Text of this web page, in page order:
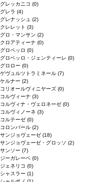
グレッカニコ (0)
グレラ (4)
グレナッシュ (2)
クレレット (3)
グロ・マンサン (2)
クロアティーナ (0)
グロペッロ (0)
グロペッロ・ジェンティーレ (0)
グロロー (0)
ゲヴュルツトラミネール (7)
ケルナー (2)
コリオールヴィニヤーズ (0)
コルヴィーナ (3)
コルヴィナ・ヴェロネーゼ (0)
コルヴィノーネ (3)
コルテーゼ (0)
コロンバール (2)
サンジョヴェーゼ (18)
サンジョヴェーゼ・グロッソ (2)
サンソー (7)
ジーガレーベ (0)
ジェネリコ (0)
シャスラー (1)